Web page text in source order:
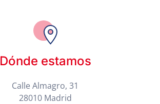
Dónde estamos
Calle Almagro, 31
28010 Madrid